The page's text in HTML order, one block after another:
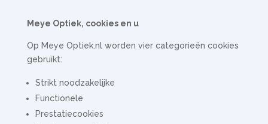
Meye Optiek, cookies en u
Op Meye Optiek.nl worden vier categorieën cookies
gebruikt:
Strikt noodzakelijke
Functionele
Prestatiecookies